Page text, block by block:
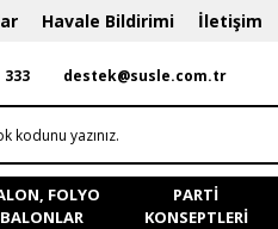
Havale Bildirimi İletişim
333 destek@susle.com.tr
FOLYO
BALONLAR
PARTI
KONSEPTLERI